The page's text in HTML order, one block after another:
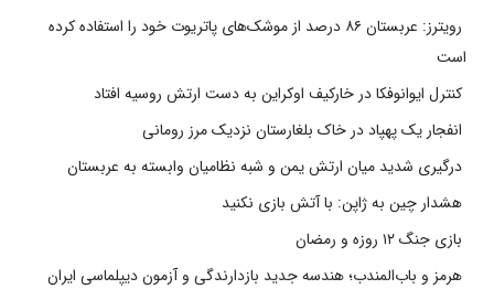
رویترز: عربستان ۸۶ درصد از موشک‌های پاتریوت خود را استفاده کرده
است
کنترل ایوانوفکا در خارکیف اوکراین به دست ارتش روسیه افتاد
انفجار یک پهپاد در خاک بلغارستان نزدیک مرز رومانی
درگیری شدید میان ارتش یمن و شبه نظامیان وابسته به عربستان
هشدار چین به ژاپن: با آتش بازی نکنید
بازی جنگ ۱۲ روزه و رمضان
هرمز و باب‌المندب؛ هندسه جدید بازدارندگی و آزمون دیپلماسی ایران